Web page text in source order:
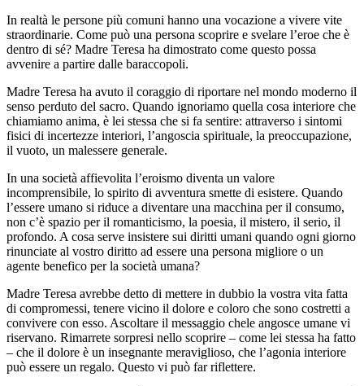
In realtà le persone più comuni hanno una vocazione a vivere vite
straordinarie. Come può una persona scoprire e svelare l’eroe che è
dentro di sé? Madre Teresa ha dimostrato come questo possa
avvenire a partire dalle baraccopoli.
Madre Teresa ha avuto il coraggio di riportare nel mondo moderno il
senso perduto del sacro. Quando ignoriamo quella cosa interiore che
chiamiamo anima, è lei stessa che si fa sentire: attraverso i sintomi
fisici di incertezze interiori, l’angoscia spirituale, la preoccupazione,
il vuoto, un malessere generale.
In una società affievolita l’eroismo diventa un valore
incomprensibile, lo spirito di avventura smette di esistere. Quando
l’essere umano si riduce a diventare una macchina per il consumo,
non c’è spazio per il romanticismo, la poesia, il mistero, il serio, il
profondo. A cosa serve insistere sui diritti umani quando ogni giorno
rinunciate al vostro diritto ad essere una persona migliore o un
agente benefico per la società umana?
Madre Teresa avrebbe detto di mettere in dubbio la vostra vita fatta
di compromessi, tenere vicino il dolore e coloro che sono costretti a
convivere con esso. Ascoltare il messaggio chele angosce umane vi
riservano. Rimarrete sorpresi nello scoprire – come lei stessa ha fatto
– che il dolore è un insegnante meraviglioso, che l’agonia interiore
può essere un regalo. Questo vi può far riflettere.